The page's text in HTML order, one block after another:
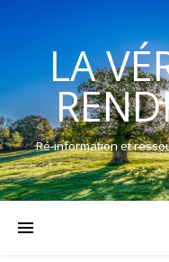
LA
Ré-information et